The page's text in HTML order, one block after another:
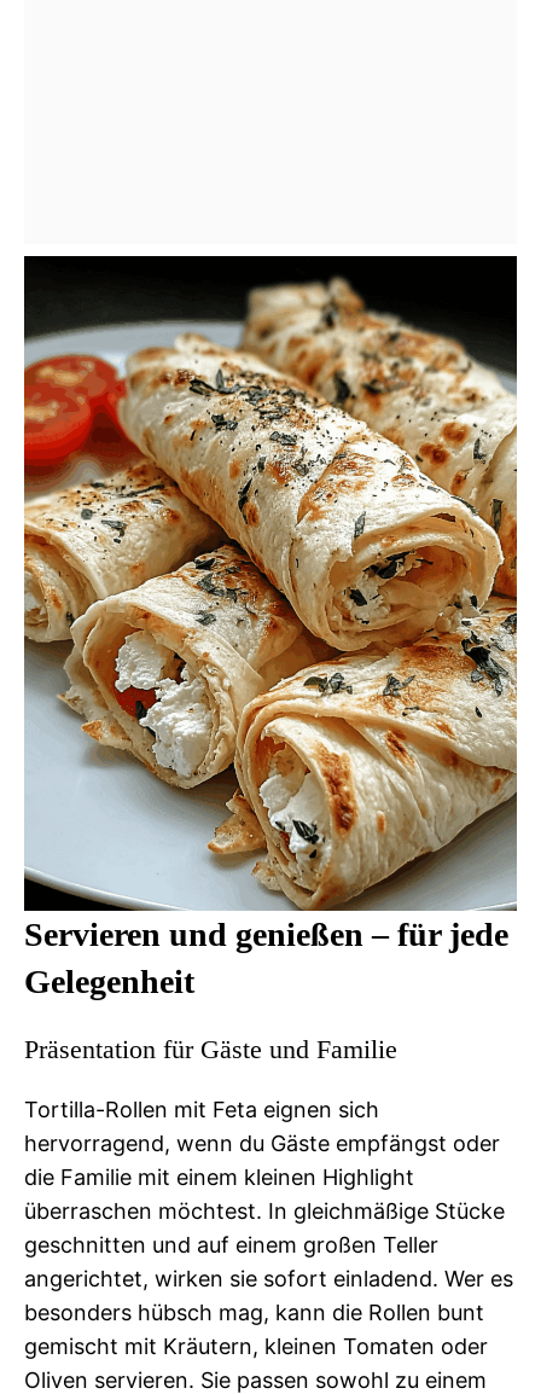
Servieren und genießen – für jede
Gelegenheit
Präsentation für Gäste und Familie
Tortilla-Rollen mit Feta eignen sich
hervorragend, wenn du Gäste empfängst oder
die Familie mit einem kleinen Highlight
überraschen möchtest. In gleichmäßige Stücke
geschnitten und auf einem großen Teller
angerichtet, wirken sie sofort einladend. Wer es
besonders hübsch mag, kann die Rollen bunt
gemischt mit Kräutern, kleinen Tomaten oder
Oliven servieren. Sie passen sowohl zu einem